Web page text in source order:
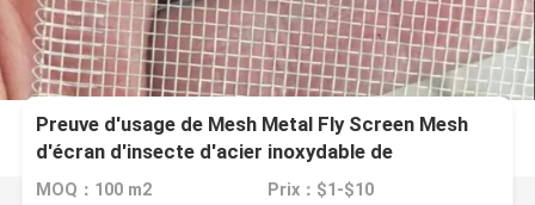
Preuve d'usage de Mesh Metal Fly Screen Mesh
d'écran d'insecte d'acier inoxydable de
1.22m*30.5m
MOQ：100 m2 Prix：$1-$10